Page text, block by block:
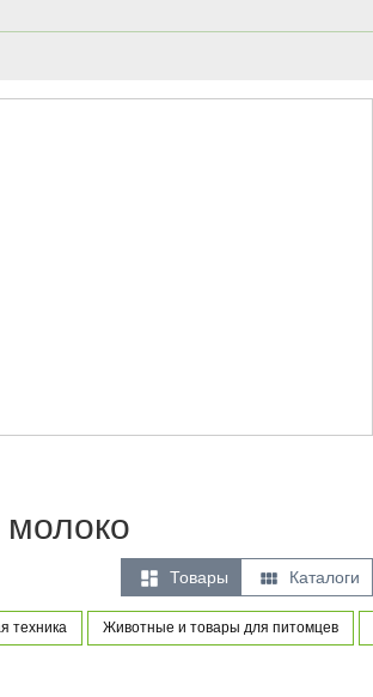
 Товары  Каталоги
техника Животные и товары для питомцев